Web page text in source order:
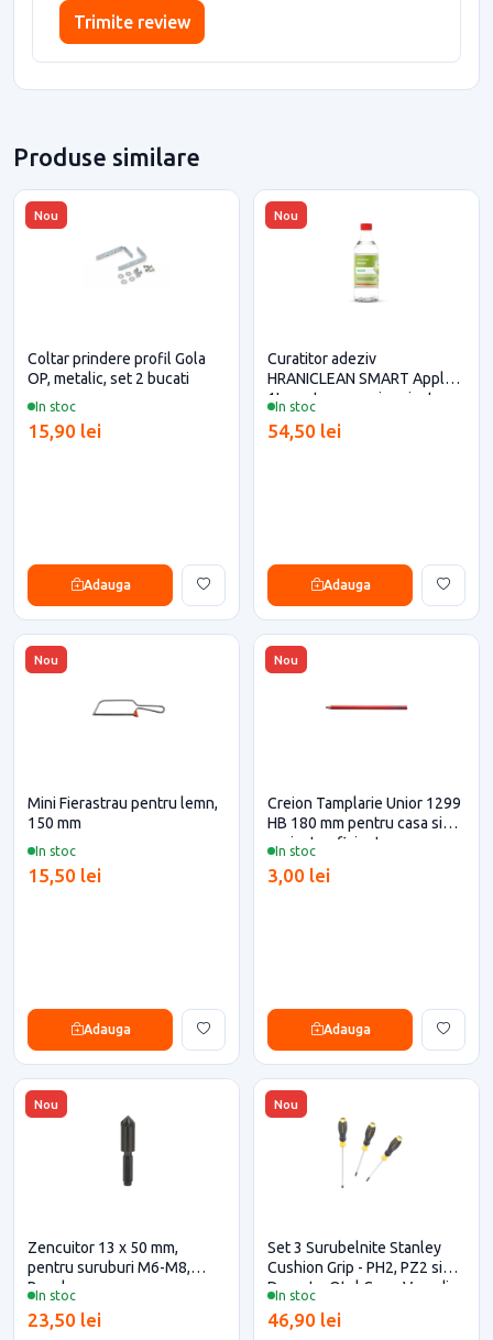
Trimite review
Produse similare
Nou
In stoc
Coltar prindere profil Gola
OP, metalic, set 2 bucati
15,90 lei
Adauga
Nou
In stoc
Curatitor adeziv
HRANICLEAN SMART Apple -
1L pentru casa si proiecte
54,50 lei
Adauga
Nou
In stoc
Mini Fierastrau pentru lemn,
150 mm
15,50 lei
Adauga
Nou
In stoc
Creion Tamplarie Unior 1299
HB 180 mm pentru casa si
proiecte eficiente
3,00 lei
Adauga
Nou
In stoc
Zencuitor 13 x 50 mm,
pentru suruburi M6-M8,
Bosch
23,50 lei
Nou
In stoc
Set 3 Surubelnite Stanley
Cushion Grip - PH2, PZ2 si
Dreapta, Otel Crom Vanadiu
46,90 lei